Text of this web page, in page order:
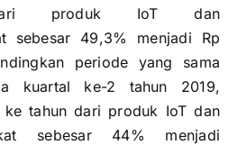
dari produk IoT dan
sebesar 49,3% menjadi Rp
periode yang sama
kuartal ke-2 tahun 2019,
ke tahun dari produk IoT dan
sebesar 44% menjadi